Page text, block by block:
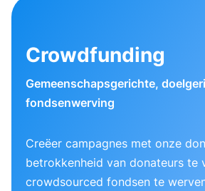
Crowdfunding
Gemeenschapsgerichte,
fondsenwerving
Creëer campagnes met onze
betrokkenheid van donateurs te
crowdsourced fondsen te